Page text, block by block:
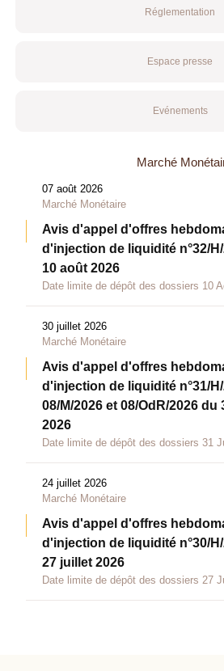
Réglementation
Espace presse
Evénements
Marché
07 août 2026
Marché Monétaire
Avis d'appel d'offres
d'injection de liquidité n°32/
10 août 2026
Date limite de dépôt des dossiers 10
30 juillet 2026
Marché Monétaire
Avis d'appel d'offres
d'injection de liquidité n°31/
08/M/2026 et 08/OdR/2026 du
2026
Date limite de dépôt des dossiers 31
24 juillet 2026
Marché Monétaire
Avis d'appel d'offres
d'injection de liquidité n°30/
27 juillet 2026
Date limite de dépôt des dossiers 27